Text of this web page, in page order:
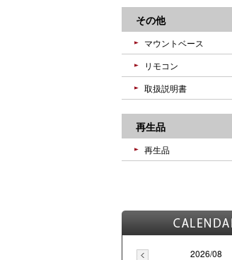
その他
マウントベース
リモコン
取扱説明書
再生品
再生品
2026/08